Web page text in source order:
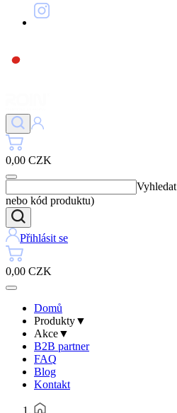
0,00 CZK
nebo kód produktu)
Přihlásit se
0,00 CZK
Domů
Produkty▼
Akce▼
B2B partner
FAQ
Blog
Kontakt